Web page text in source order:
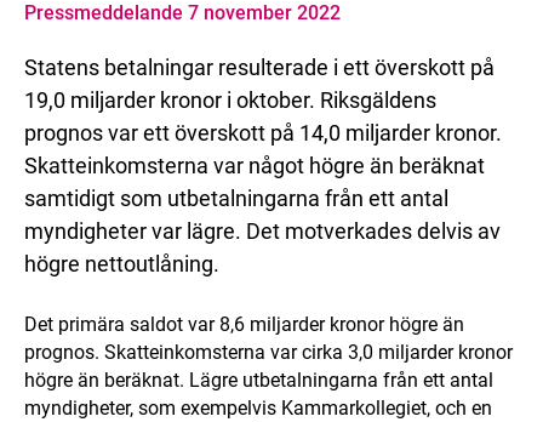
Pressmeddelande 7 november 2022
Statens betalningar resulterade i ett överskott på
19,0 miljarder kronor i oktober. Riksgäldens
prognos var ett överskott på 14,0 miljarder kronor.
Skatteinkomsterna var något högre än beräknat
samtidigt som utbetalningarna från ett antal
myndigheter var lägre. Det motverkades delvis av
högre nettoutlåning.
Det primära saldot var 8,6 miljarder kronor högre än
prognos. Skatteinkomsterna var cirka 3,0 miljarder kronor
högre än beräknat. Lägre utbetalningarna från ett antal
myndigheter, som exempelvis Kammarkollegiet, och en